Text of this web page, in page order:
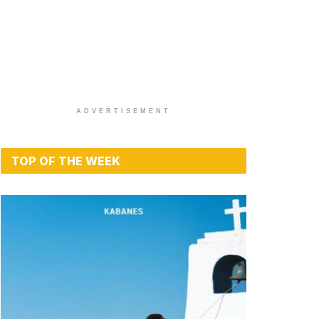
ADVERTISEMENT
TOP OF THE WEEK